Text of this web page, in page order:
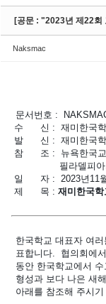
[공문 : "2023년 제22회
Naksmac
문서번호 :
수 신 : 재미한국학
발 신 : 재미한국학
참 조 : 뉴욕한국교
필라델피아지역
일 자 : 2023년11
제 목 : 재미한국
한국학교 대표자 여
표합니다. 협의회에
동안 한국학교에서
형성과 보다 나은 새
아래를 참조해 주시